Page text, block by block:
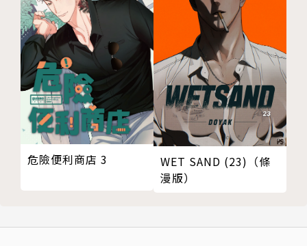
危險便利商店 3
WET SAND (23)（條
漫版）